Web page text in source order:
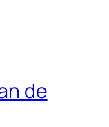
de